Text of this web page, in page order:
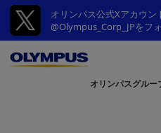
オリンパス公式Xアカウン
@Olympus_Corp_JPをフ
オリンパスグルー